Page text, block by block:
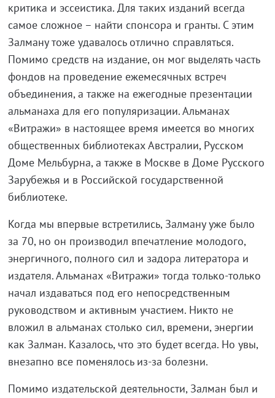
критика и эссеистика. Для таких изданий всегда
самое сложное – найти спонсора и гранты. С этим
Залману тоже удавалось отлично справляться.
Помимо средств на издание, он мог выделять часть
фондов на проведение ежемесячных встреч
объединения, а также на ежегодные презентации
альманаха для его популяризации. Альманах
«Витражи» в настоящее время имеется во многих
общественных библиотеках Австралии, Русском
Доме Мельбурна, а также в Москве в Доме Русского
Зарубежья и в Российской государственной
библиотеке.
Когда мы впервые встретились, Залману уже было
за 70, но он производил впечатление молодого,
энергичного, полного сил и задора литератора и
издателя. Альманах «Витражи» тогда только-только
начал издаваться под его непосредственным
руководством и активным участием. Никто не
вложил в альманах столько сил, времени, энергии
как Залман. Казалось, что это будет всегда. Но увы,
внезапно все поменялось из-за болезни.
Помимо издательской деятельности, Залман был и